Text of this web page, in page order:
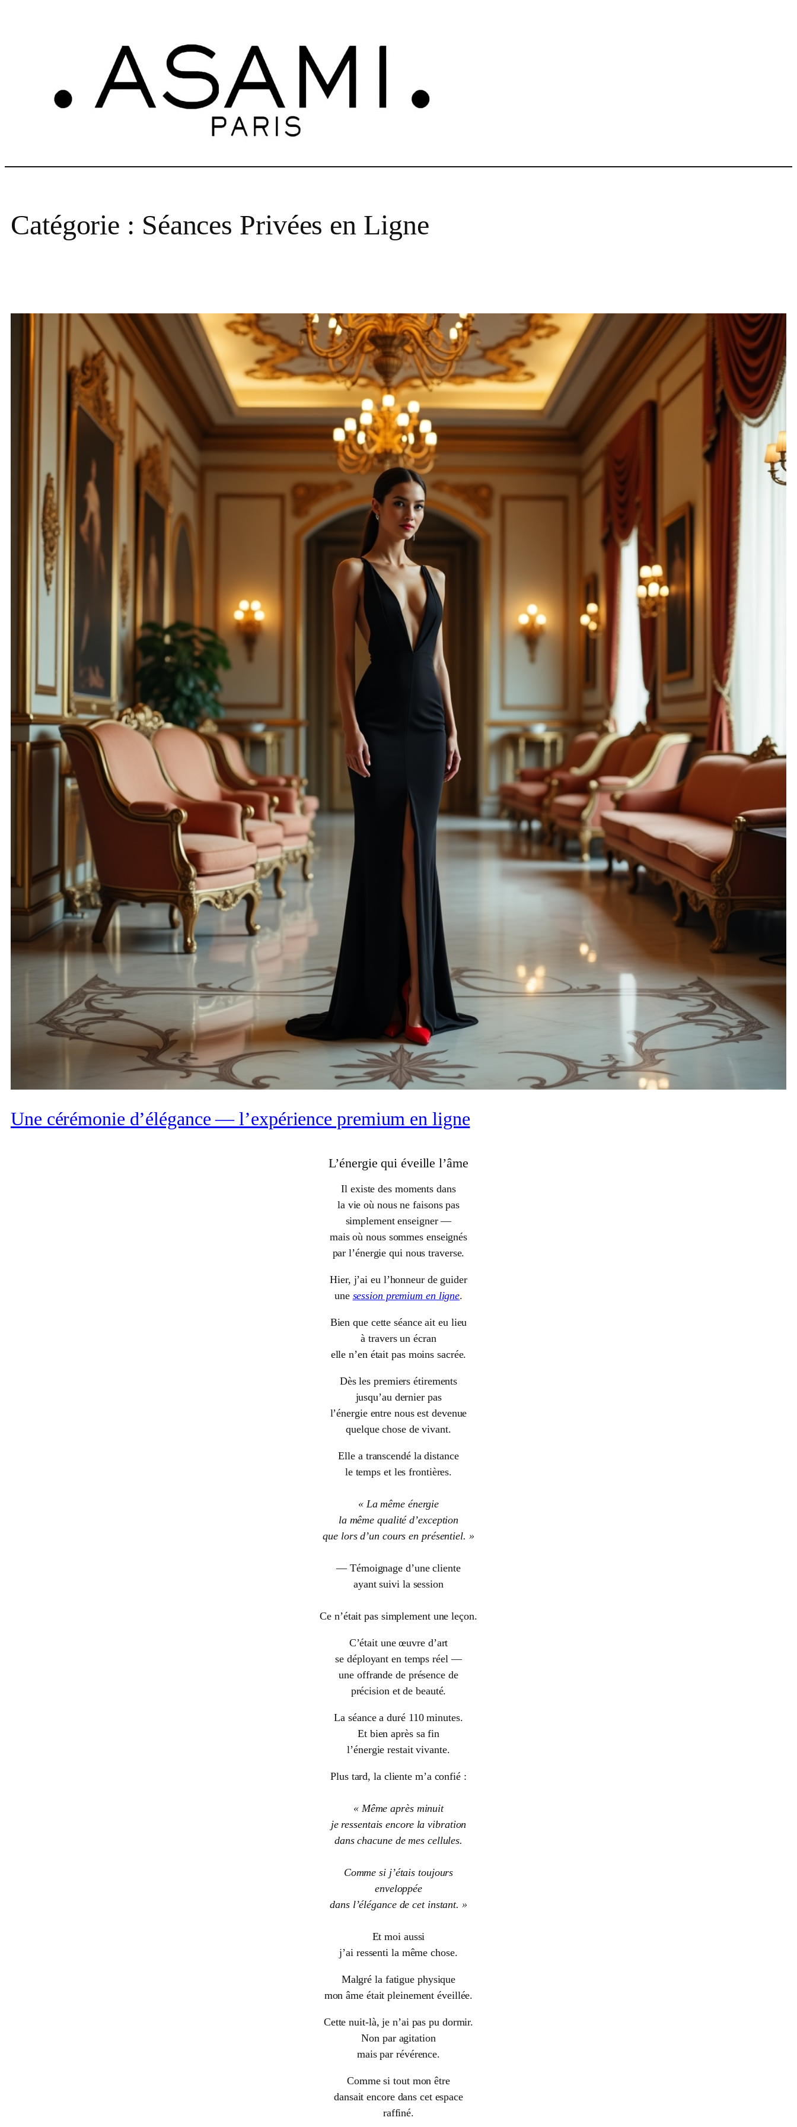
Catégorie : Séances Privées en Ligne
Une cérémonie d’élégance — l’expérience premium en ligne
L’énergie qui éveille l’âme
Il existe des moments dans
la vie où nous ne faisons pas
simplement enseigner —
mais où nous sommes enseignés
par l’énergie qui nous traverse.
Hier, j’ai eu l’honneur de guider
une session premium en ligne.
Bien que cette séance ait eu lieu
à travers un écran
elle n’en était pas moins sacrée.
Dès les premiers étirements
jusqu’au dernier pas
l’énergie entre nous est devenue
quelque chose de vivant.
Elle a transcendé la distance
le temps et les frontières.
« La même énergie
la même qualité d’exception
que lors d’un cours en présentiel. »
— Témoignage d’une cliente
ayant suivi la session
Ce n’était pas simplement une leçon.
C’était une œuvre d’art
se déployant en temps réel —
une offrande de présence de
précision et de beauté.
La séance a duré 110 minutes.
Et bien après sa fin
l’énergie restait vivante.
Plus tard, la cliente m’a confié :
« Même après minuit
je ressentais encore la vibration
dans chacune de mes cellules.
Comme si j’étais toujours
enveloppée
dans l’élégance de cet instant. »
Et moi aussi
j’ai ressenti la même chose.
Malgré la fatigue physique
mon âme était pleinement éveillée.
Cette nuit-là, je n’ai pas pu dormir.
Non par agitation
mais par révérence.
Comme si tout mon être
dansait encore dans cet espace
raffiné.